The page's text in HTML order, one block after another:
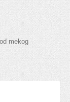
mekog